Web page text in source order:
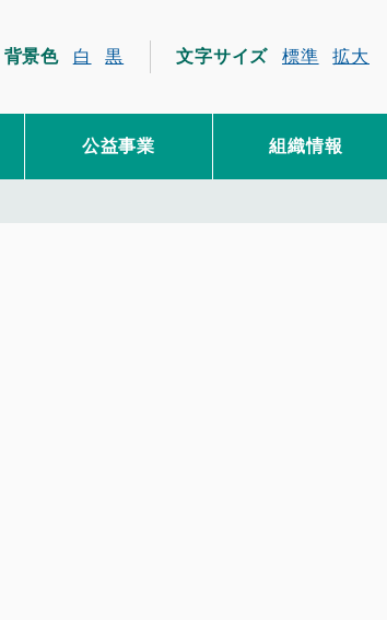
文字サイズ 標準 拡大
背景色 白 黒
公益事業 組織情報